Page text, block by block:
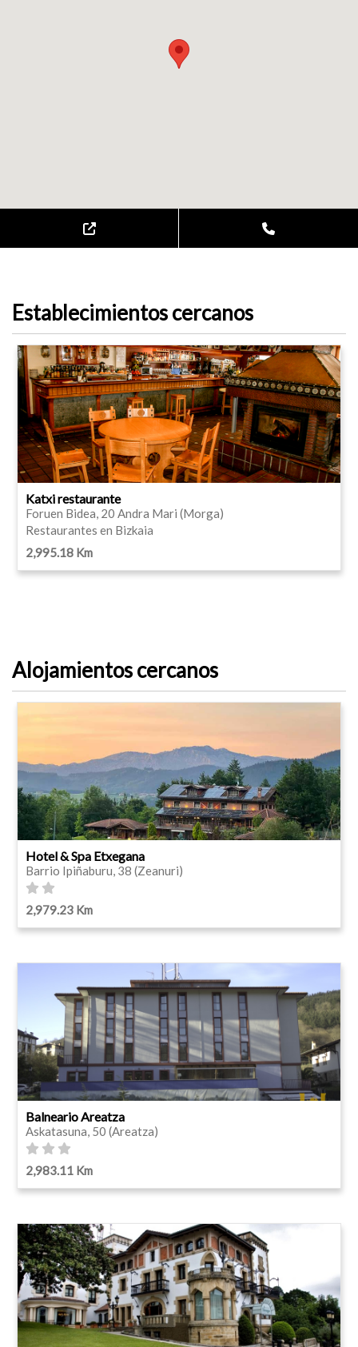
Establecimientos cercanos
Katxi restaurante
Foruen Bidea, 20 Andra Mari (Morga)
Restaurantes en Bizkaia
2,995.18 Km
Alojamientos cercanos
Hotel & Spa Etxegana
Barrio Ipiñaburu, 38 (Zeanuri)
2,979.23 Km
Balneario Areatza
Askatasuna, 50 (Areatza)
2,983.11 Km